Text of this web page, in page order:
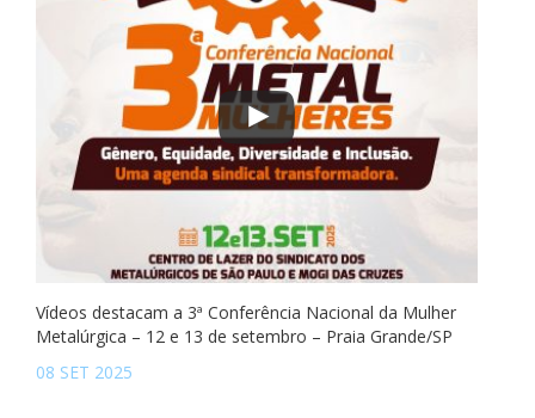
Vídeos destacam a 3ª Conferência Nacional da Mulher
Metalúrgica – 12 e 13 de setembro – Praia Grande/SP
08 SET 2025